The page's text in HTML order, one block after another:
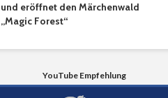
und eröffnet den Märchenwald
„Magic Forest“
YouTube Empfehlung